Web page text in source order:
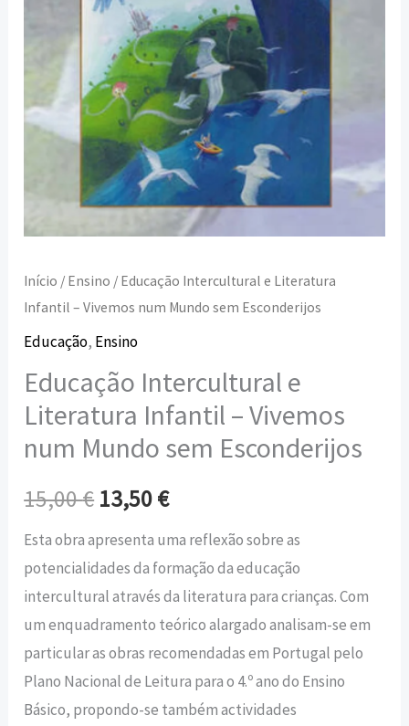
Início / Ensino / Educação Intercultural e Literatura
Infantil – Vivemos num Mundo sem Esconderijos
Educação, Ensino
Educação Intercultural e
Literatura Infantil – Vivemos
num Mundo sem Esconderijos
15,00€ 13,50€
Esta obra apresenta uma reflexão sobre as
potencialidades da formação da educação
intercultural através da literatura para crianças. Com
um enquadramento teórico alargado analisam-se em
particular as obras recomendadas em Portugal pelo
Plano Nacional de Leitura para o 4.º ano do Ensino
Básico, propondo-se também actividades
Esconderijos